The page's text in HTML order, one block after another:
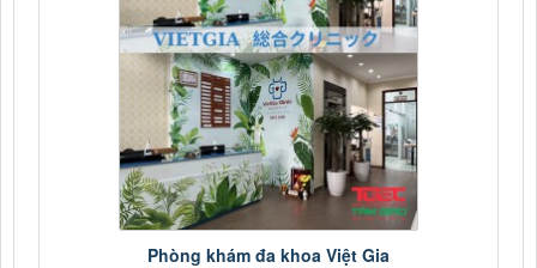
Phòng khám đa khoa Việt Gia